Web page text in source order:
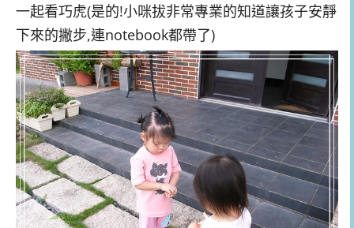
一起看巧虎(是的!小咪拔非常專業的知道讓孩子安靜
下來的撇步,連notebook都帶了)